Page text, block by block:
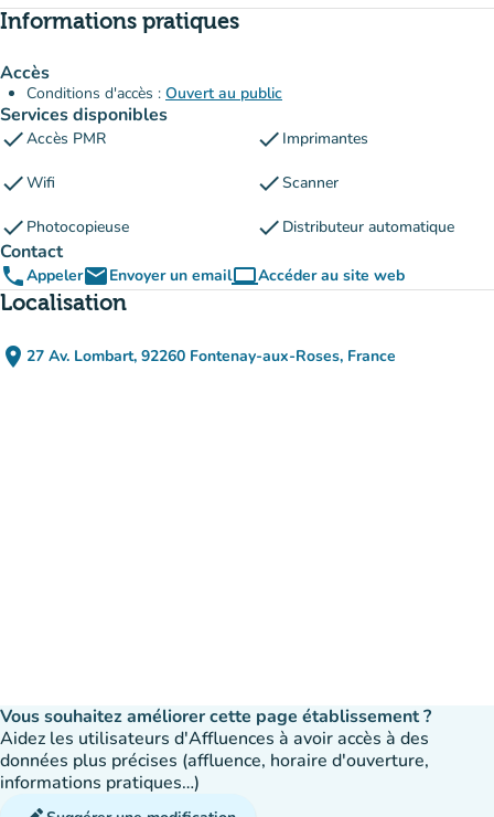
Informations pratiques
Accès
Conditions d'accès : Ouvert au public
Services disponibles
checkAccès PMR check Imprimantes
checkWifi checkScanner
check Photocopieuse check Distributeur automatique
Contact
phoneAppeleremailEnvoyer un emailcomputerAccéder au site web
(nouvel onglet)
Localisation
place 27 Av. Lombart, 92260 Fontenay-aux-Roses, France
(ouvrir dans Google Maps)
(nouvel onglet)
Vous souhaitez améliorer cette page établissement ?
Aidez les utilisateurs d'Affluences à avoir accès à des
données plus précises (affluence, horaire d'ouverture,
informations pratiques…)